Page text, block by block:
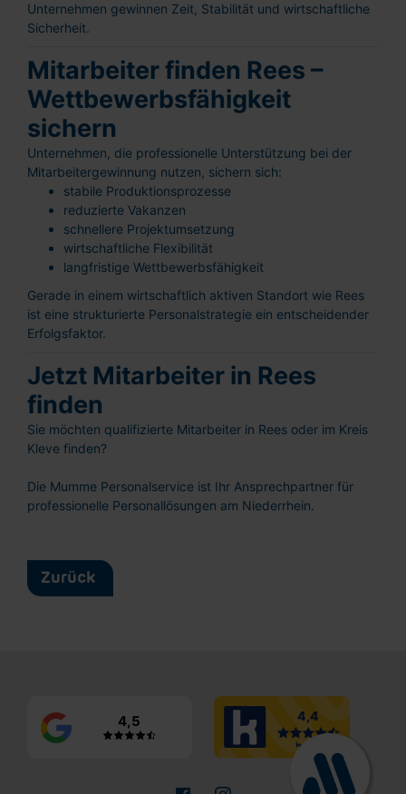
Unternehmen gewinnen Zeit, Stabilität und wirtschaftliche
Sicherheit.
Mitarbeiter finden Rees –
Wettbewerbsfähigkeit
sichern
Unternehmen, die professionelle Unterstützung bei der
Mitarbeitergewinnung nutzen, sichern sich:
stabile Produktionsprozesse
reduzierte Vakanzen
schnellere Projektumsetzung
wirtschaftliche Flexibilität
langfristige Wettbewerbsfähigkeit
Gerade in einem wirtschaftlich aktiven Standort wie Rees
ist eine strukturierte Personalstrategie ein entscheidender
Erfolgsfaktor.
Jetzt Mitarbeiter in Rees
finden
Sie möchten qualifizierte Mitarbeiter in Rees oder im Kreis
Kleve finden?
Die Mumme Personalservice ist Ihr Ansprechpartner für
professionelle Personallösungen am Niederrhein.
Zurück
Ganz einfach: Formular ausfüllen und
abschicken!
Vorname
Datenschutzerklärung
gelesen und stimme diesen zu.
4,5